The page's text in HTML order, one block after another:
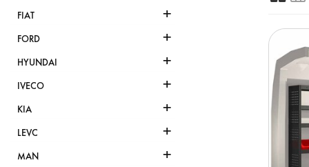
FIAT +
FORD +
HYUNDAI +
IVECO +
KIA +
LEVC +
MAN +